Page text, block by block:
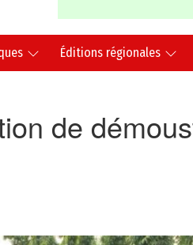
Éditions régionales
de